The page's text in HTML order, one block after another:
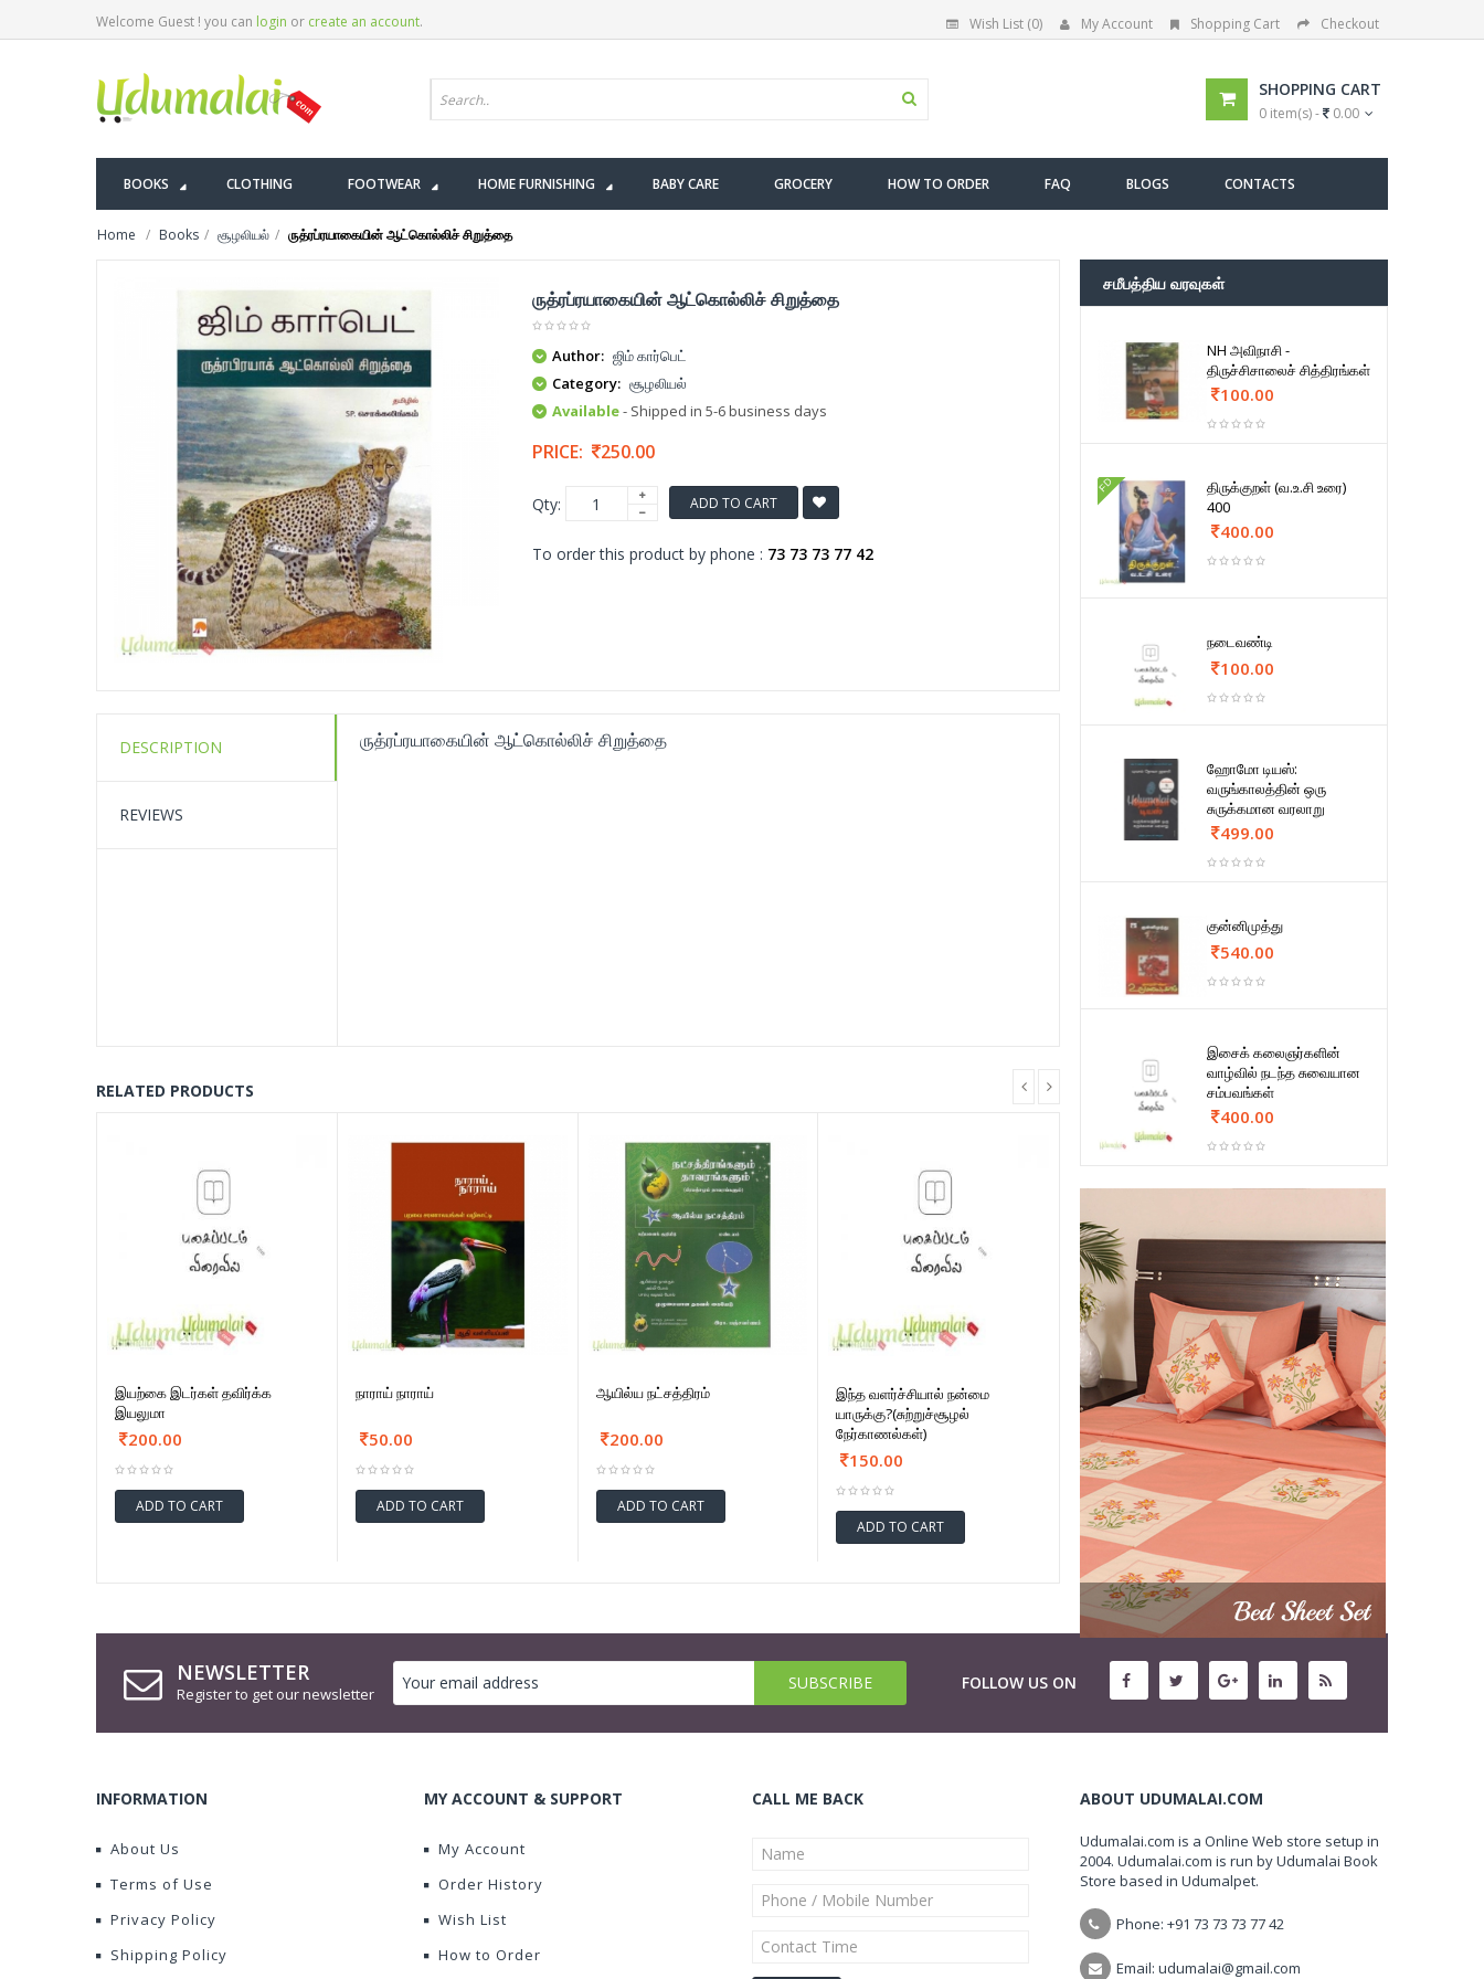
Welcome Guest ! you can login or create an account. Wish List (0) My Account Shopping Cart Checkout
SHOPPING CART
0 item(s) - 0.00
BOOKS CLOTHING FOOTWEAR HOME FURNISHING BABY CARE GROCERY HOW TO ORDER FAQ BLOGS CONTACTS
Home Books சூழலியல் ருத்ரப்ரயாகையின் ஆட்கொல்லிச் சிறுத்தை
ருத்ரப்ரயாகையின் ஆட்கொல்லிச் சிறுத்தை
Author: ஜிம் கார்பெட்
Category: சூழலியல்
Available- Shipped in 5-6 business days
PRICE: 250.00
Qty: ADD TO CART
To order this product by phone : 73 73 73 77 42
DESCRIPTION
REVIEWS
ருத்ரப்ரயாகையின் ஆட்கொல்லிச் சிறுத்தை
RELATED PRODUCTS
இயற்கை இடர்கள் தவிர்க்க
இயலுமா
200.00
ADD TO CART
நாராய் நாராய்
50.00
ADD TO CART
ஆயில்ய நட்சத்திரம்
200.00
ADD TO CART
இந்த வளர்ச்சியால் நன்மை
யாருக்கு?(சுற்றுச்சூழல்
நேர்காணல்கள்)
150.00
ADD TO CART
சமீபத்திய வரவுகள்
NH அவிநாசி -
திருச்சிசாலைச் சித்திரங்கள்
100.00
FD
திருக்குறள் (வ.உ.சி உரை)
400
400.00
நடைவண்டி
100.00
ஹோமோ டியஸ்:
வருங்காலத்தின் ஒரு
சுருக்கமான வரலாறு
499.00
குன்னிமுத்து
540.00
இசைக் கலைஞர்களின்
வாழ்வில் நடந்த சுவையான
சம்பவங்கள்
400.00
NEWSLETTER
Register to get our newsletter
FOLLOW US ON
INFORMATION
About Us
Terms of Use
Privacy Policy
Shipping Policy
MY ACCOUNT & SUPPORT
My Account
Order History
Wish List
How to Order
CALL ME BACK ABOUT UDUMALAI.COM
Udumalai.com is a Online Web store setup in
2004. Udumalai.com is run by Udumalai Book
Store based in Udumalpet.
Phone: +91 73 73 73 77 42
Email: udumalai@gmail.com